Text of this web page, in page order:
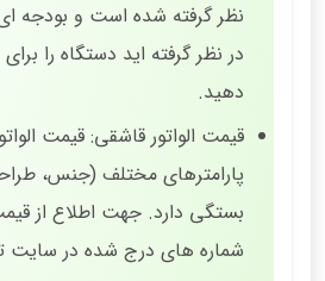
نظر گرفته شده است و بودجه
در نظر گرفته اید دستگاه را
دهید.
قیمت الواتور قاشقی: قیمت
پارامترهای مختلف (جنس،
بستگی دارد. جهت اطلاع از
شماره های درج شده در سایت